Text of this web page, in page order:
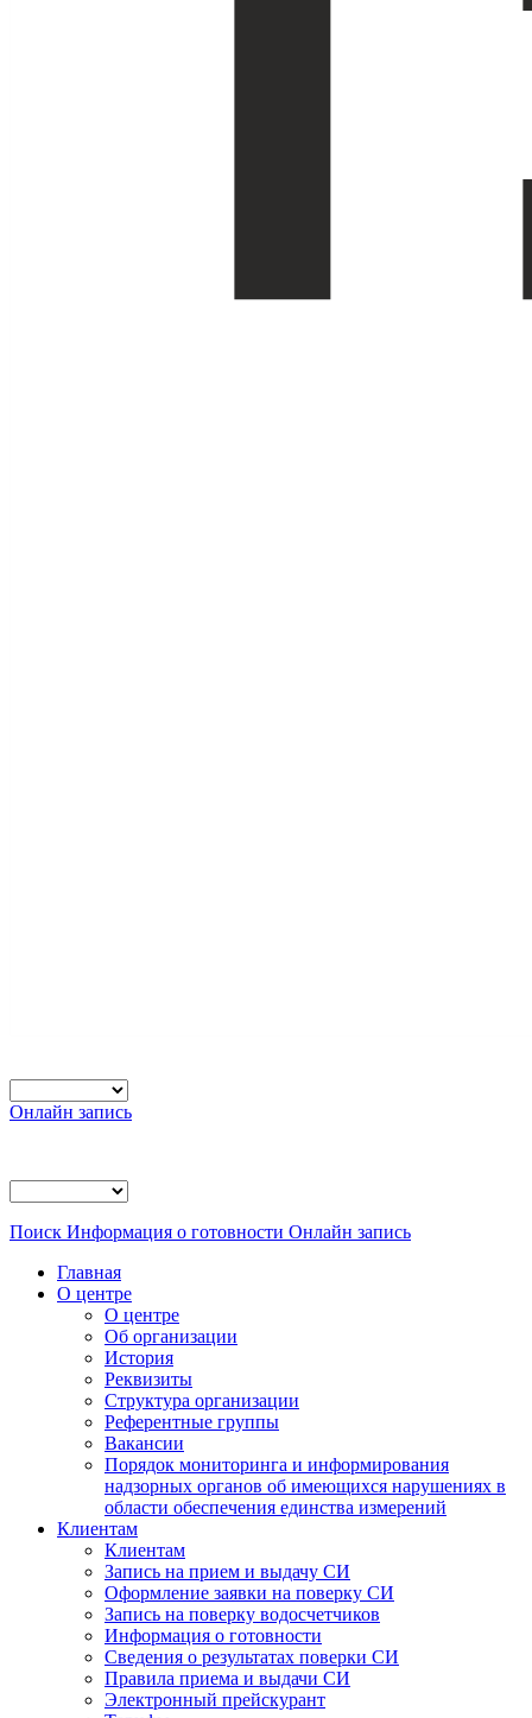
Онлайн запись
Поиск Информация о готовности Онлайн запись
Главная
О центре
О центре
Об организации
История
Реквизиты
Структура организации
Референтные группы
Вакансии
Порядок мониторинга и информирования
надзорных органов об имеющихся нарушениях в
области обеспечения единства измерений
Клиентам
Клиентам
Запись на прием и выдачу СИ
Оформление заявки на поверку СИ
Запись на поверку водосчетчиков
Информация о готовности
Сведения о результатах поверки СИ
Правила приема и выдачи СИ
Электронный прейскурант